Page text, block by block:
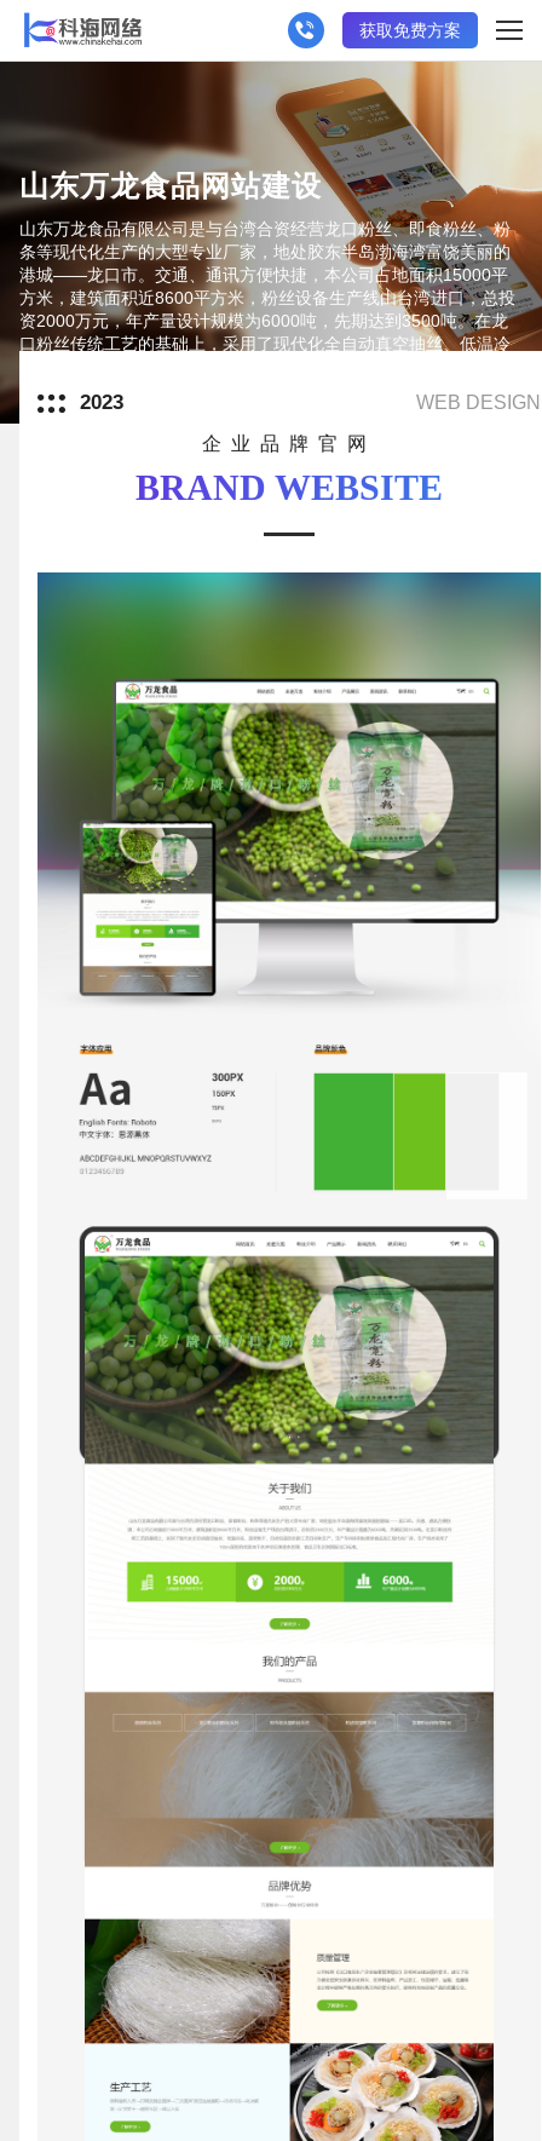
获取免费方案
山东万龙食品网站建设
山东万龙食品有限公司是与台湾合资经营龙口粉丝、即食粉丝、粉
条等现代化生产的大型专业厂家，地处胶东半岛渤海湾富饶美丽的
港城——龙口市。交通、通讯方便快捷，本公司占地面积15000平
方米，建筑面积近8600平方米，粉丝设备生产线由台湾进口，总投
资2000万元，年产量设计规模为6000吨，先期达到3500吨。在龙
口粉丝传统工艺的基础上，采用了现代化全自动真空抽丝、低温冷
2023
WEB DESIGN
企业品牌官网
BRAND WEBSITE